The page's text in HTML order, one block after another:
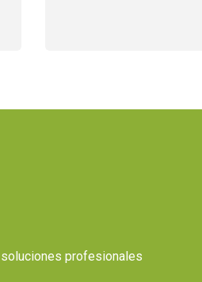
profesionales